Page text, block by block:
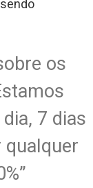
os
7 dias
qualquer